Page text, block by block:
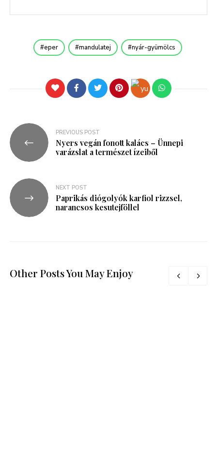
eper mandulatej nyár-gyümölcs
PREVIOUS POST
Nyers vegán fonott kalács – Ünnepi
varázslat a természet ízeiből
NEXT POST
Paprikás diógolyók karfiol rizzsel,
narancsos kesutejföllel
Other Posts You May Enjoy